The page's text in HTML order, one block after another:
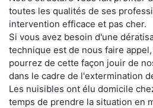
toutes les qualités de ses
intervention efficace et pas cher.
Si vous avez besoin d'une
technique est de nous faire
pourrez de cette façon jouir de
dans le cadre de l'extermination
Les nuisibles ont élu domicile
temps de prendre la situation en